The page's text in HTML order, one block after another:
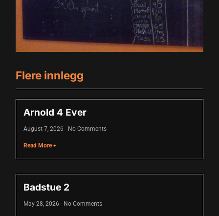
Flere innlegg
Arnold 4 Ever
August 7, 2026 No Comments
Read More +
Badstue 2
May 28, 2026 No Comments